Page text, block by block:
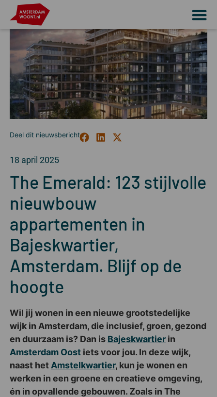
18 april 2025
The Emerald: 123 stijlvolle
nieuwbouw
appartementen in
Bajeskwartier,
Amsterdam. Blijf op de
hoogte
Wil jij wonen in een nieuwe grootstedelijke
wijk in Amsterdam, die inclusief, groen, gezond
en duurzaam is? Dan is Bajeskwartier in
Amsterdam Oost iets voor jou. In deze wijk,
naast het Amstelkwartier, kun je wonen en
werken in een groene en creatieve omgeving,
én in opvallende gebouwen. Zoals in The